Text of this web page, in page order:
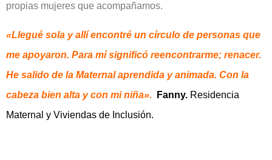
propias mujeres que acompañamos.
«Llegué sola y allí encontré un círculo de personas que
me apoyaron. Para mí significó reencontrarme; renacer.
He salido de la Maternal aprendida y animada. Con la
cabeza bien alta y con mi niña».
Fanny. Residencia
Maternal y Viviendas de Inclusión.